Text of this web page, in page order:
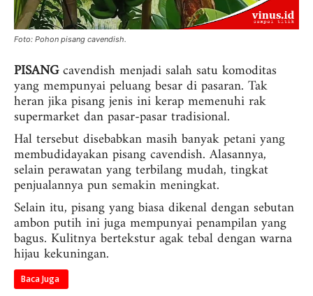
Foto: Pohon pisang cavendish.
PISANGcavendish menjadi salah satu komoditas
yang mempunyai peluang besar di pasaran. Tak
heran jika pisang jenis ini kerap memenuhi rak
supermarket dan pasar-pasar tradisional.
Hal tersebut disebabkan masih banyak petani yang
membudidayakan pisang cavendish. Alasannya,
selain perawatan yang terbilang mudah, tingkat
penjualannya pun semakin meningkat.
Selain itu, pisang yang biasa dikenal dengan sebutan
ambon putih ini juga mempunyai penampilan yang
bagus. Kulitnya bertekstur agak tebal dengan warna
hijau kekuningan.
Baca Juga